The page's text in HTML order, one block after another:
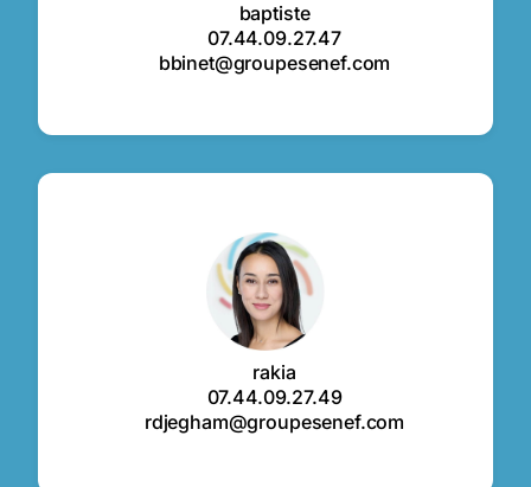
baptiste
07.44.09.27.47
bbinet@groupesenef.com
rakia
07.44.09.27.49
rdjegham@groupesenef.com